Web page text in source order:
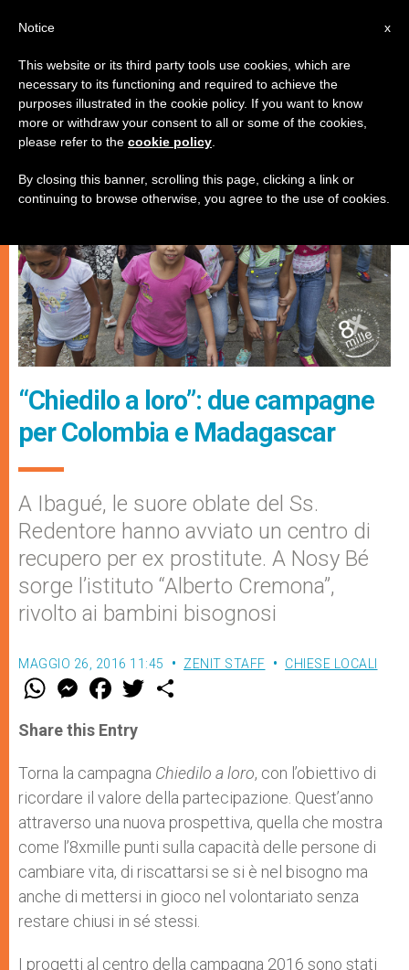
CHIESE LOCALI
“Chiedilo a loro”: due campagne
per Colombia e Madagascar
A Ibagué, le suore oblate del Ss.
Redentore hanno avviato un centro di
recupero per ex prostitute. A Nosy Bé
sorge l’istituto “Alberto Cremona”,
rivolto ai bambini bisognosi
MAGGIO 26, 2016 11:45 ZENIT STAFF CHIESE LOCALI
W
t
s
p
p
M
e
s
e
g
e
F
a
e
b
o
k
w
r
Share this Entry
Torna la campagna Chiedilo a loro, con l’obiettivo di
ricordare il valore della partecipazione. Quest’anno
attraverso una nuova prospettiva, quella che mostra
come l’8xmille punti sulla capacità delle persone di
cambiare vita, di riscattarsi se si è nel bisogno ma
anche di mettersi in gioco nel volontariato senza
restare chiusi in sé stessi.
I progetti al centro della campagna 2016 sono stati
x
Notice
This website or its third party tools use cookies, which are
necessary to its functioning and required to achieve the
purposes illustrated in the cookie policy. If you want to know
more or withdraw your consent to all or some of the cookies,
please refer to the cookie policy
By closing this banner, scrolling this page, clicking a link or
continuing to browse otherwise, you agree to the use of cookies.